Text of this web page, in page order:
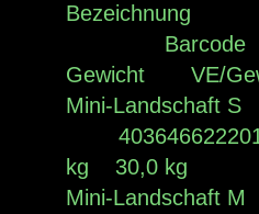
Gewicht VE/
Mini-Landschaft
kg 30,0 kg
Mini-Landschaft